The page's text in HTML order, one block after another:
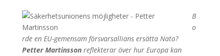
B
o
rde en EU-gemensam försvarsallians ersätta Nato?
Petter Martinssonreflekterar över hur Europa kan